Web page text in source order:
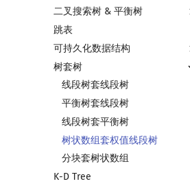
线段树合并 & 分裂
李超线段树
猫树
区间最值操作 & 区间历史最值
Kinetic Tournament Tree
二叉搜索树 & 平衡树
二叉搜索树 & 平衡树
Treap
Splay 树
WBLT
替罪羊树
笛卡尔树
Size Balanced Tree
AVL 树
红黑树
跳表
可持久化数据结构
可持久化数据结构简介
可持久化线段树
可持久化块状数组
可持久化平衡树
可持久化字典树
可持久化可并堆
树套树
线段树套线段树
平衡树套线段树
线段树套平衡树
树状数组套权值线段树
分块套树状数组
K-D Tree